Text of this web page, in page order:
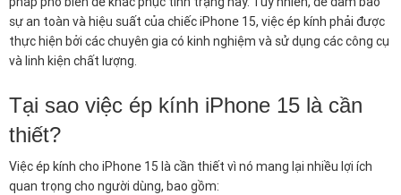
sự an toàn và hiệu suất của chiếc iPhone 15, việc ép kính phải được
thực hiện bởi các chuyên gia có kinh nghiệm và sử dụng các công cụ
và linh kiện chất lượng.
Tại sao việc ép kính iPhone 15 là cần
thiết?
Việc ép kính cho iPhone 15 là cần thiết vì nó mang lại nhiều lợi ích
quan trọng cho người dùng, bao gồm: